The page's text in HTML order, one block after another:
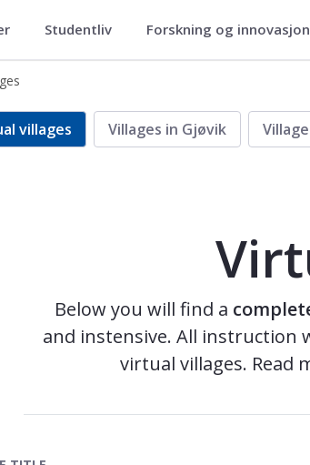
Studentliv Forskning og innovasjon
villages Villages in Gjøvik
Below you will find a
and instensive. All instruction
virtual villages. Read